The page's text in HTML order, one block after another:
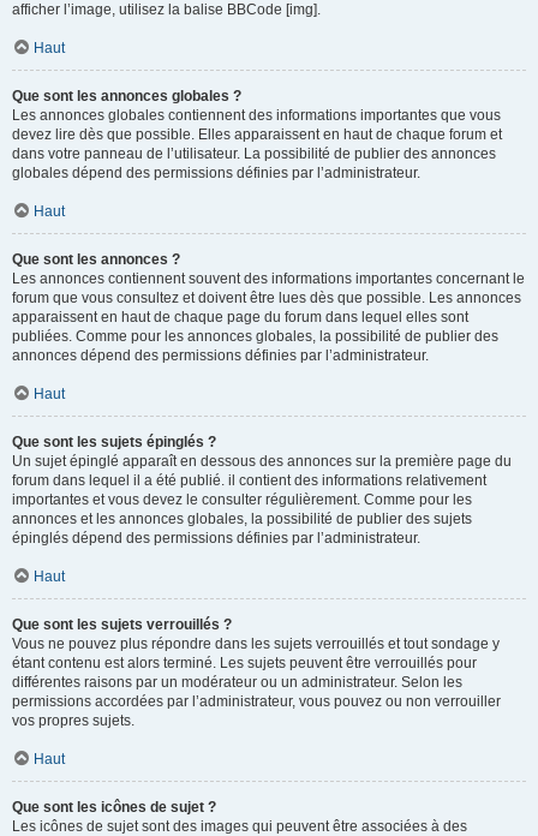
afficher l’image, utilisez la balise BBCode [img].
Haut
Que sont les annonces globales ?
Les annonces globales contiennent des informations importantes que vous
devez lire dès que possible. Elles apparaissent en haut de chaque forum et
dans votre panneau de l’utilisateur. La possibilité de publier des annonces
globales dépend des permissions définies par l’administrateur.
Haut
Que sont les annonces ?
Les annonces contiennent souvent des informations importantes concernant le
forum que vous consultez et doivent être lues dès que possible. Les annonces
apparaissent en haut de chaque page du forum dans lequel elles sont
publiées. Comme pour les annonces globales, la possibilité de publier des
annonces dépend des permissions définies par l’administrateur.
Haut
Que sont les sujets épinglés ?
Un sujet épinglé apparaît en dessous des annonces sur la première page du
forum dans lequel il a été publié. il contient des informations relativement
importantes et vous devez le consulter régulièrement. Comme pour les
annonces et les annonces globales, la possibilité de publier des sujets
épinglés dépend des permissions définies par l’administrateur.
Haut
Que sont les sujets verrouillés ?
Vous ne pouvez plus répondre dans les sujets verrouillés et tout sondage y
étant contenu est alors terminé. Les sujets peuvent être verrouillés pour
différentes raisons par un modérateur ou un administrateur. Selon les
permissions accordées par l’administrateur, vous pouvez ou non verrouiller
vos propres sujets.
Haut
Que sont les icônes de sujet ?
Les icônes de sujet sont des images qui peuvent être associées à des